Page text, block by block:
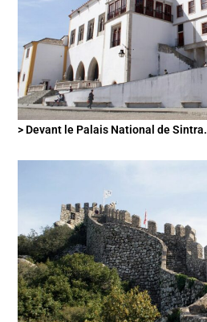
> Devant le Palais National de Sintra.